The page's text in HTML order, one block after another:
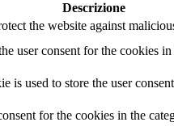
Descrizione
the website against
user consent for the cookies
used to store the user
for the cookies in the